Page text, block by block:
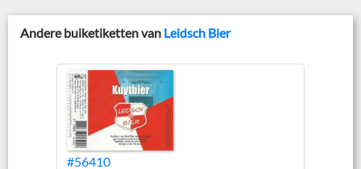
Andere buiketiketten van Leidsch Bier
#56410